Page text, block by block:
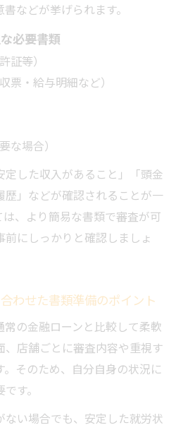
などが挙げられます。
必要書類
証等）
票・給与明細など）
な場合）
定した収入があること」「頭金
歴」などが確認されることが一
、より簡易な書類で審査が可
にしっかりと確認しましょ
わせた書類準備のポイント
の金融ローンと比較して柔軟
店舗ごとに審査内容や重視す
そのため、自分自身の状況に
す。
い場合でも、安定した就労状